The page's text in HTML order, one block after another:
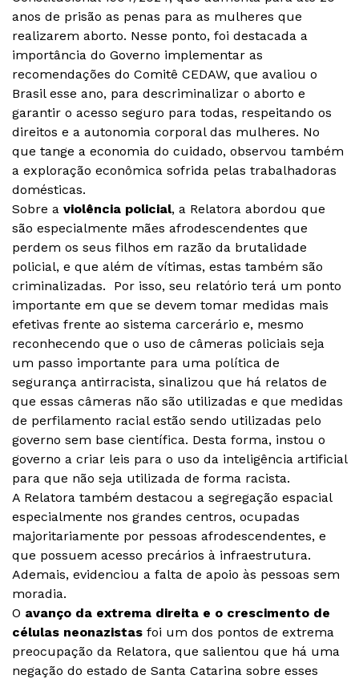
anos de prisão as penas para as mulheres que
realizarem aborto. Nesse ponto, foi destacada a
importância do Governo implementar as
recomendações do Comitê CEDAW, que avaliou o
Brasil esse ano, para descriminalizar o aborto e
garantir o acesso seguro para todas, respeitando os
direitos e a autonomia corporal das mulheres. No
que tange a economia do cuidado, observou também
a exploração econômica sofrida pelas trabalhadoras
domésticas.
Sobre a violência policial, a Relatora abordou que
são especialmente mães afrodescendentes que
perdem os seus filhos em razão da brutalidade
policial, e que além de vítimas, estas também são
criminalizadas. Por isso, seu relatório terá um ponto
importante em que se devem tomar medidas mais
efetivas frente ao sistema carcerário e, mesmo
reconhecendo que o uso de câmeras policiais seja
um passo importante para uma política de
segurança antirracista, sinalizou que há relatos de
que essas câmeras não são utilizadas e que medidas
de perfilamento racial estão sendo utilizadas pelo
governo sem base científica. Desta forma, instou o
governo a criar leis para o uso da inteligência artificial
para que não seja utilizada de forma racista.
A Relatora também destacou a segregação espacial
especialmente nos grandes centros, ocupadas
majoritariamente por pessoas afrodescendentes, e
que possuem acesso precários à infraestrutura.
Ademais, evidenciou a falta de apoio às pessoas sem
moradia.
O avanço da extrema direita e o crescimento de
células neonazistas foi um dos pontos de extrema
preocupação da Relatora, que salientou que há uma
negação do estado de Santa Catarina sobre esses